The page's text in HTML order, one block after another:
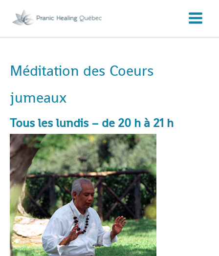
Méditation des Coeurs
jumeaux
Tous les lundis – de 20 h à 21 h